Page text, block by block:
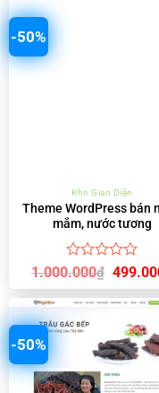
-50%
Kho Giao Diện
Theme WordPress bán
mắm, nước tương
Được
hạng
5
1.000.000₫ Giá
là:
-50%